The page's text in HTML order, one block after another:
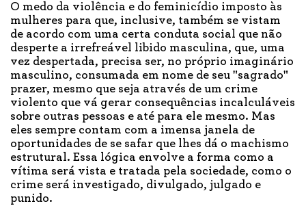
O medo da violência e do feminicídio imposto às
mulheres para que, inclusive, também se vistam
de acordo com uma certa conduta social que não
desperte a irrefreável libido masculina, que, uma
vez despertada, precisa ser, no próprio imaginário
masculino, consumada em nome de seu "sagrado"
prazer, mesmo que seja através de um crime
violento que vá gerar consequências incalculáveis
sobre outras pessoas e até para ele mesmo. Mas
eles sempre contam com a imensa janela de
oportunidades de se safar que lhes dá o machismo
estrutural. Essa lógica envolve a forma como a
vítima será vista e tratada pela sociedade, como o
crime será investigado, divulgado, julgado e
punido.